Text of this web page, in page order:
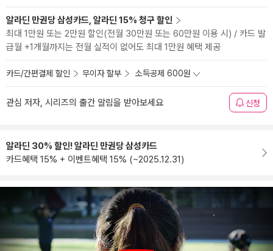
알라딘 만권당 삼성카드, 알라딘 15% 청구 할인
최대 1만원 또는 2만원 할인(전월 30만원 또는 60만원 이용 시) / 카드 발
급월 +1개월까지는 전월 실적이 없어도 최대 1만원 혜택 제공
카드/간편결제 할인 무이자 할부 소득공제 600원
관심 저자, 시리즈의 출간 알림을 받아보세요 신청
알라딘 30% 할인! 알라딘 만권당 삼성카드
카드혜택 15% + 이벤트혜택 15% (~2025.12.31)